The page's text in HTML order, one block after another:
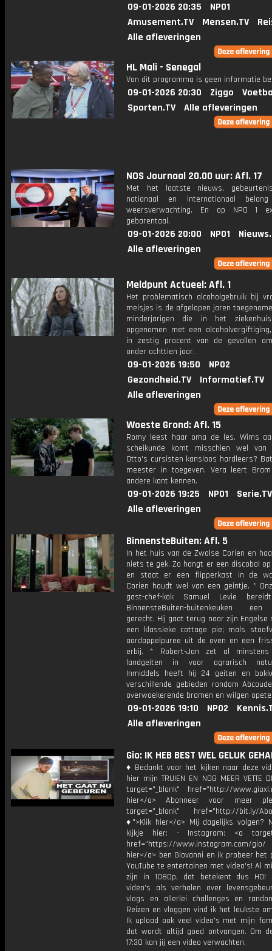
09-01-2026 20:35
NPO1
Amusement.TV
Mensen.TV
Alle afleveringen
HL Mali - Senegal
Van dit programma is geen informatie
09-01-2026 20:30 Ziggo
Sporten.TV
Alle afleveringen
NOS Journaal 20.00 uur: Afl. 17
Met het laatste nieuws,
nationaal en internationaal
weersverwachting. En op NPO 1
gebarentaal.
09-01-2026 20:00 NPO1
Alle afleveringen
Meldpunt Actueel: Afl. 1
Het problematisch alcoholgebruik bij
meisjes is de afgelopen jaren
minderjarigen die in het
opgenomen met een
in zestig procent van de gevallen
onder achttien jaar.
09-01-2026 19:50
NPO2
Gezondheid.TV
Informatief.TV
Alle afleveringen
Woeste Grond: Afl. 15
Romy leest haar oma de les. Wims
scheikunde komt misschien wel van
Otto's cursisten kansloos hardleers?
meester in toegeven. Vera leert
andere kant kennen.
09-01-2026 19:25 NPO1
Serie.TV
Alle afleveringen
BinnensteBuiten: Afl. 5
In het huis van de Zwolse Corien en
niets te gek. Zo hangt er een discobol
en staat er een flipperkast in de
Corien houdt wel van een geintje. *
gast-chef-kok Samuel Levie
BinnensteBuiten-buitenkeuken
gerecht. Hij gaat terug naar zijn
een klassieke cottage pie; mals
aardappelpuree uit de oven en een
erbij. * Robert-Jan zet al
landgeiten in voor agrarisch
Inmiddels heeft hij 24 geiten en
verschillende gebieden rondom
overwoekerende bramen en wilgen
09-01-2026 19:10 NPO2
Alle afleveringen
Gio: IK HEB BEST WEL GELUK
♦ Bedankt voor het kijken naar deze
hier mijn TRUIEN EN NOG MEER VETTE
target="_blank" href="http://
hier</a> Abonneer voor meer
target="_blank" href="http://bit.ly/
♦">Klik hier</a> Mij dagelijks volgen?
kijkje hier: - Instagram: <a
href="https://www.instagram.com/
hier</a> ben Giovanni en ik probeer het
YouTube te entertainen met video's! Al
zijn in 1080p, dat betekent dus HD!
video's als verhalen over
vlogs en allerlei challenges en
Reizen en vloggen vind ik het leukste
Ik upload ook veel video's met mijn
dat wordt altijd goed ontvangen. Om
17:30 kan jij een video verwachten.